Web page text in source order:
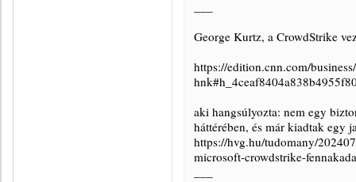
George Kurtz, a CrowdStrike
https://edition.cnn.com/
aki hangsúlyozta: nem egy
háttérében, és már kiadtak egy
https://hvg.hu/tudomany/
microsoft-crowdstrike-